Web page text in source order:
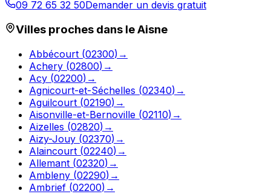
09 72 65 32 50Demander un devis gratuit
Villes proches dans leAisne
Abbécourt (02300) →
Achery (02800) →
Acy (02200) →
Agnicourt-et-Séchelles (02340) →
Aguilcourt (02190) →
Aisonville-et-Bernoville (02110) →
Aizelles (02820) →
Aizy-Jouy (02370) →
Alaincourt (02240) →
Allemant (02320) →
Ambleny (02290) →
Ambrief (02200) →